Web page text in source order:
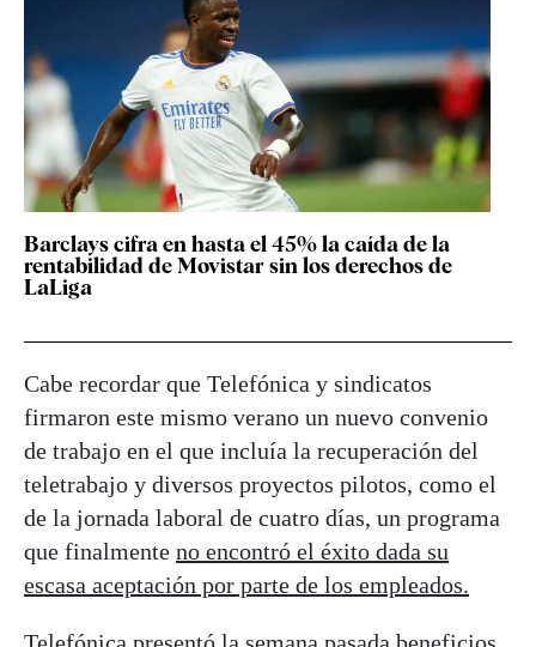
Barclays cifra en hasta el 45% la caída de la
rentabilidad de Movistar sin los derechos de
LaLiga
Cabe recordar que Telefónica y sindicatos
firmaron este mismo verano un nuevo convenio
de trabajo en el que incluía la recuperación del
teletrabajo y diversos proyectos pilotos, como el
de la jornada laboral de cuatro días, un programa
que finalmente no encontró el éxito dada su
escasa aceptación por parte de los empleados.
Telefónica presentó la semana pasada beneficios